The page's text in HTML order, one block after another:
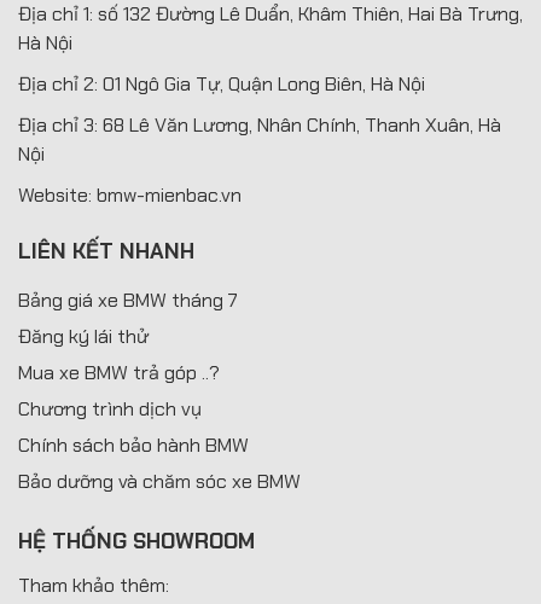
Địa chỉ 1: số 132 Đường Lê Duẩn, Khâm Thiên, Hai Bà Trưng,
Hà Nội
Địa chỉ 2: 01 Ngô Gia Tự, Quận Long Biên, Hà Nội
Địa chỉ 3: 68 Lê Văn Lương, Nhân Chính, Thanh Xuân, Hà
Nội
Website: bmw-mienbac.vn
LIÊN KẾT NHANH
Bảng giá xe BMW tháng 7
Đăng ký lái thử
Mua xe BMW trả góp ..?
Chương trình dịch vụ
Chính sách bảo hành BMW
Bảo dưỡng và chăm sóc xe BMW
HỆ THỐNG SHOWROOM
Tham khảo thêm: